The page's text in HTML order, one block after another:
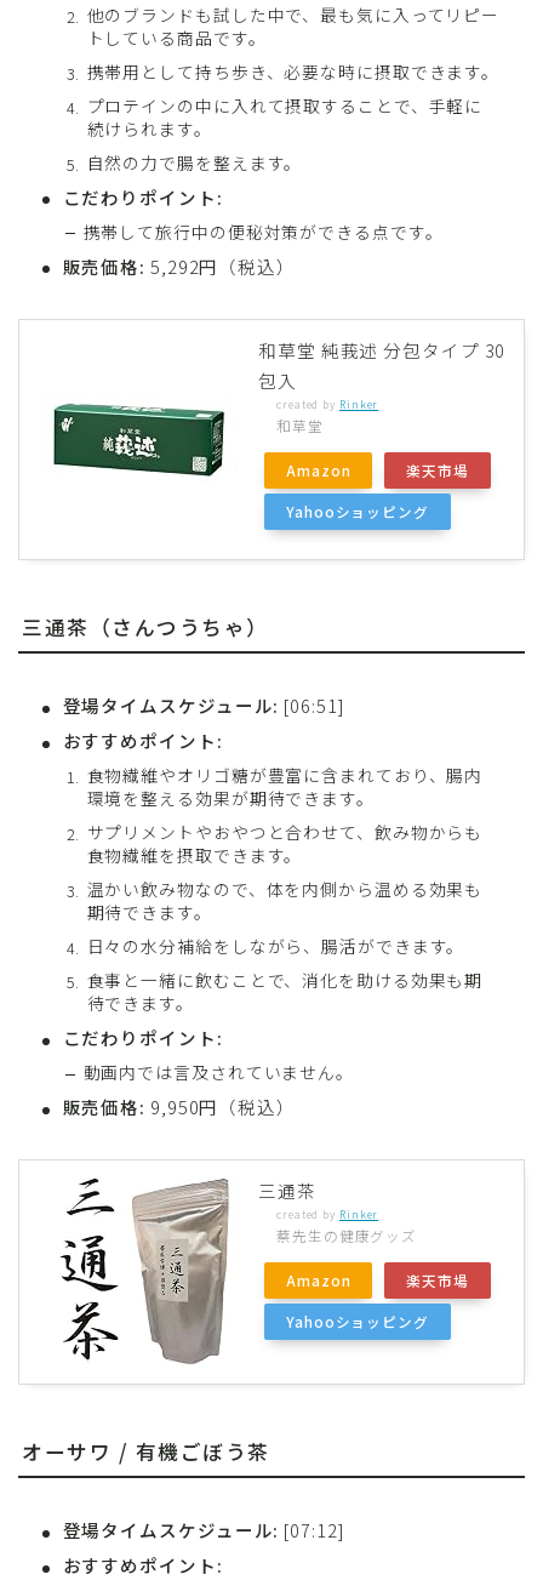
他のブランドも試した中で、最も気に入ってリピー
トしている商品です。
携帯用として持ち歩き、必要な時に摂取できます。
プロテインの中に入れて摂取することで、手軽に
続けられます。
自然の力で腸を整えます。
こだわりポイント:
携帯して旅行中の便秘対策ができる点です。
販売価格: 5,292円（税込）
和草堂 純莪述 分包タイプ 30
包入
created by Rinker
和草堂
Amazon 楽天市場
Yahooショッピング
三通茶（さんつうちゃ）
登場タイムスケジュール: [06:51]
おすすめポイント:
食物繊維やオリゴ糖が豊富に含まれており、腸内
環境を整える効果が期待できます。
サプリメントやおやつと合わせて、飲み物からも
食物繊維を摂取できます。
温かい飲み物なので、体を内側から温める効果も
期待できます。
日々の水分補給をしながら、腸活ができます。
食事と一緒に飲むことで、消化を助ける効果も期
待できます。
こだわりポイント:
動画内では言及されていません。
販売価格: 9,950円（税込）
三通茶
created by Rinker
蔡先生の健康グッズ
Amazon 楽天市場
Yahooショッピング
オーサワ / 有機ごぼう茶
登場タイムスケジュール: [07:12]
おすすめポイント: